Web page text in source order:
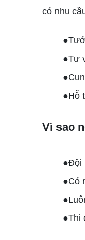
có nhu
●Tư
●Hỗ
Vì sao
●Đội
●Có
●Thi